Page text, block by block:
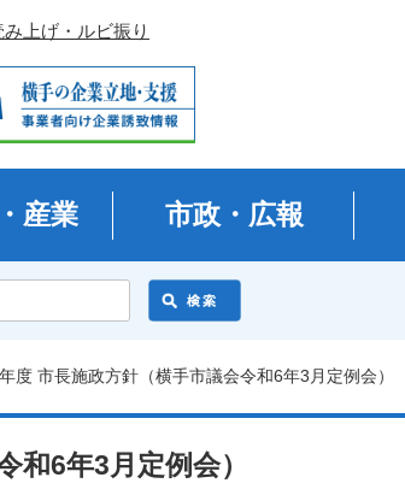
み上げ・ルビ振り
産業 市政・広報
度 市長施政方針（横手市議会令和6年3月定例会）
和6年3月定例会）